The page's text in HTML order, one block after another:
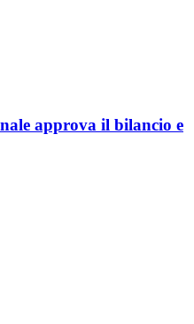
approva il bilancio e